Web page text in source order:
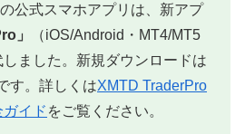
公式スマホアプリは、新アプ
」
（iOS/Android・MT4/MT5
ました。新規ダウンロードは
す。詳しくはXMTD TraderPro
イド をご覧ください。